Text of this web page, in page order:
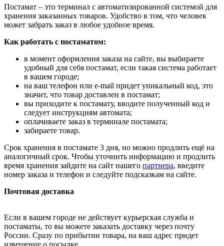
Постамат – это терминал с автоматизированной системой для
хранения заказанных товаров. Удобство в том, что человек
может забрать заказ в любое удобное время.
Как работать с постаматом:
в момент оформления заказа на сайте, вы выбираете
удобный для себя постамат, если такая система работает
в вашем городе;
на ваш телефон или e-mail придет уникальный код, это
значит, что товар доставлен в постамат;
вы приходите к постамату, вводите полученный код и
следует инструкциям автомата;
оплачиваете заказ в терминале постамата;
забираете товар.
Срок хранения в постамате 3 дня, но можно продлить ещё на
аналогичный срок. Чтобы уточнить информацию и продлить
время хранения зайдите на сайт нашего партнера, введите
номер заказа и телефон и следуйте подсказкам на сайте.
Почтовая доставка
Если в вашем городе не действует курьерская служба и
постаматы, то вы можете заказать доставку через почту
России. Сразу по прибытии товара, на ваш адрес придет